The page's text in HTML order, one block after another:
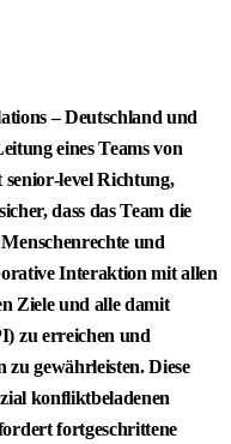
– Deutschland und
eines Teams von
Richtung,
dass das Team die
und
Interaktion mit allen
Ziele und alle damit
zu erreichen und
gewährleisten. Diese
konfliktbeladenen
fortgeschrittene